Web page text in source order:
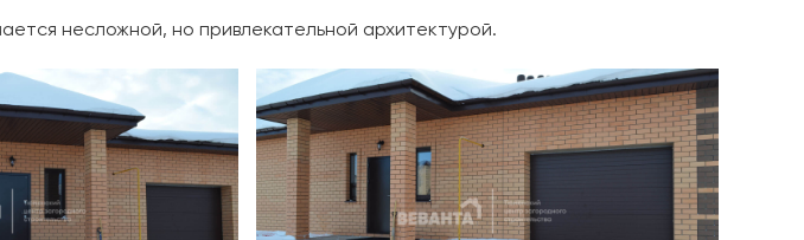
несложной, но привлекательной архитектурой.